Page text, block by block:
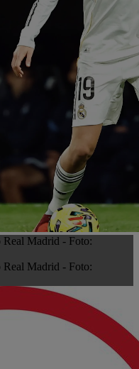
Real Madrid - Foto:
Real Madrid - Foto: